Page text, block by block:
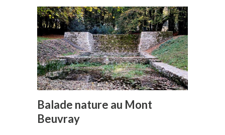
Balade nature au Mont
Beuvray